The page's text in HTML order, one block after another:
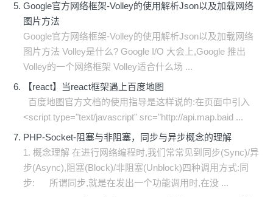
Google官方网络框架-Volley的使用解析Json以及加载网络
图片方法
Google官方网络框架-Volley的使用解析Json以及加载网络
图片方法 Volley是什么? Google I/O 大会上,Google 推出
Volley的一个网络框架 Volley适合什么场 ...
【react】当react框架遇上百度地图
百度地图官方文档的使用指导是这样说的:在页面中引入
<script type="text/javascript" src="http://api.map.baid ...
PHP-Socket-阻塞与非阻塞，同步与异步概念的理解
1. 概念理解 在进行网络编程时,我们常常见到同步(Sync)/异
步(Async),阻塞(Block)/非阻塞(Unblock)四种调用方式:同
步: 所谓同步,就是在发出一个功能调用时,在没 ...